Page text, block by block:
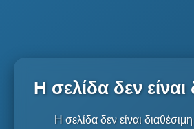
Η σελίδα δεν είναι
Η σελίδα δεν είναι